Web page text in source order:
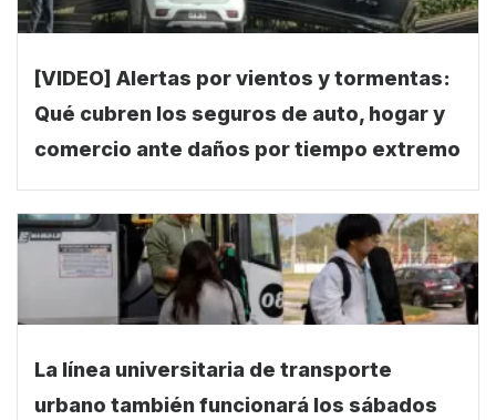
[VIDEO] Alertas por vientos y tormentas:
Qué cubren los seguros de auto, hogar y
comercio ante daños por tiempo extremo
La línea universitaria de transporte
urbano también funcionará los sábados